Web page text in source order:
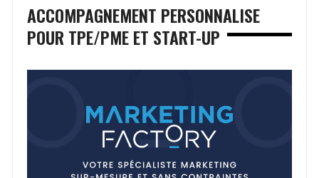
ACCOMPAGNEMENT PERSONNALISE
POUR TPE/PME ET START-UP